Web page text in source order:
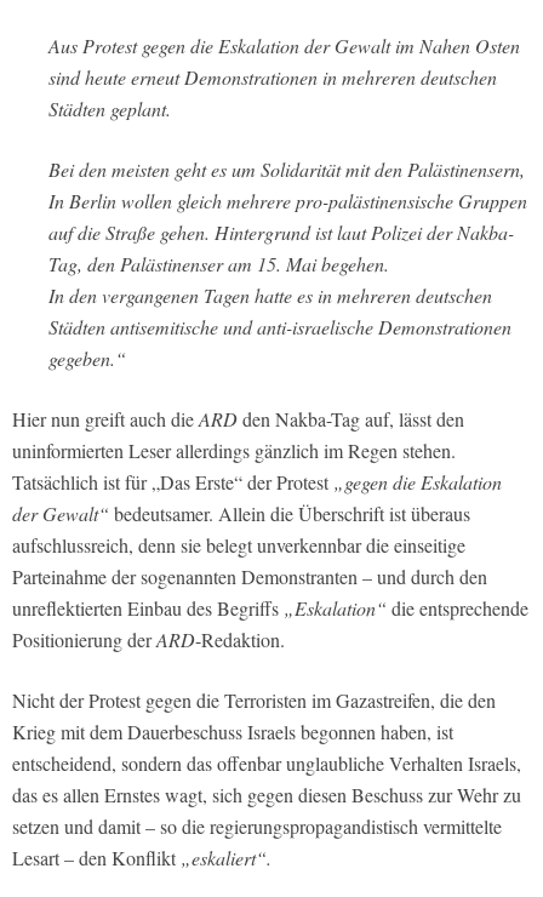
Aus Protest gegen die Eskalation der Gewalt im Nahen Osten
sind heute erneut Demonstrationen in mehreren deutschen
Städten geplant.
Bei den meisten geht es um Solidarität mit den Palästinensern,
In Berlin wollen gleich mehrere pro-palästinensische Gruppen
auf die Straße gehen. Hintergrund ist laut Polizei der Nakba-
Tag, den Palästinenser am 15. Mai begehen.
In den vergangenen Tagen hatte es in mehreren deutschen
Städten antisemitische und anti-israelische Demonstrationen
gegeben.“
Hier nun greift auch dieARDden Nakba-Tag auf, lässt den
uninformierten Leser allerdings gänzlich im Regen stehen.
Tatsächlich ist für „Das Erste“ der Protest „gegen die Eskalation
der Gewalt“ bedeutsamer. Allein die Überschrift ist überaus
aufschlussreich, denn sie belegt unverkennbar die einseitige
Parteinahme der sogenannten Demonstranten – und durch den
unreflektierten Einbau des Begriffs „Eskalation“ die entsprechende
Positionierung derARD-Redaktion.
Nicht der Protest gegen die Terroristen im Gazastreifen, die den
Krieg mit dem Dauerbeschuss Israels begonnen haben, ist
entscheidend, sondern das offenbar unglaubliche Verhalten Israels,
das es allen Ernstes wagt, sich gegen diesen Beschuss zur Wehr zu
setzen und damit – so die regierungspropagandistisch vermittelte
Lesart – den Konflikt „eskaliert“.